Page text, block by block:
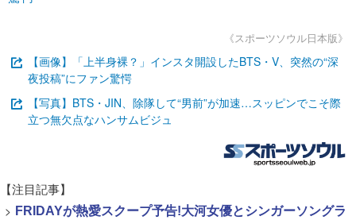
《スポーツソウル日本版》
【画像】「上半身裸？」インスタ開設したBTS・V、突然の“深
夜投稿”にファン驚愕
【写真】BTS・JIN、除隊して“男前”が加速…スッピンでこそ際
立つ無欠点なハンサムビジュ
【注目記事】
> FRIDAYが熱愛スクープ予告!大河女優とシンガーソングラ